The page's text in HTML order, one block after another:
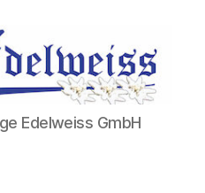
Edelweiss GmbH